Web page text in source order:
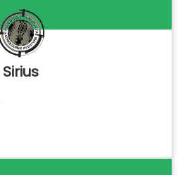
Sirius